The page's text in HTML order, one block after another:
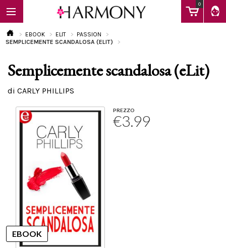
0
EBOOK
Calendario
EBOOK ELIT
PASSION
SEMPLICEMENTE SCANDALOSA (ELIT)
Semplicemente scandalosa (eLit)
di CARLY PHILLIPS
PREZZO
€3.99